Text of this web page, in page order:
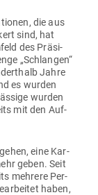
die aus
sind, hat
des Prä­si­
„Schlangen“
Jahre
es wurden
wurden
mit den Auf­
eine Kar­
geben. Seit
mehrere Per­
haben,